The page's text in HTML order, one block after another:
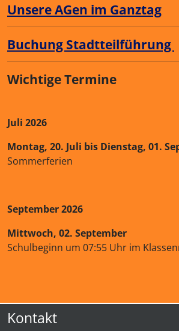
Unsere AGen im Ganztag
Buchung Stadtteilführung
Wichtige Termine
Juli 2026
Montag, 20. Juli bis Dienstag, 01.
Sommerferien
September 2026
Mittwoch, 02. September
Schulbeginn um 07:55 Uhr im
Kontakt